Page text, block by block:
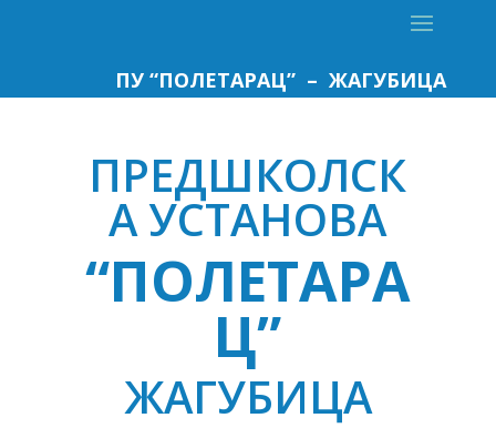
ПУ “ПОЛЕТАРАЦ” – ЖАГУБИЦА
ПРЕДШКОЛСК
А УСТАНОВА
“ПОЛЕТАРА
Ц”
ЖАГУБИЦА